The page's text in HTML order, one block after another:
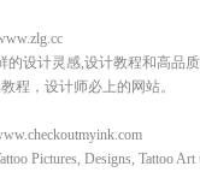
的设计灵感,设计教程和高品
程，设计师必上的网站。
Pictures, Designs, Tattoo